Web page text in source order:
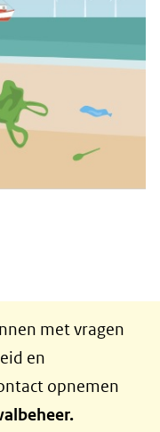
met vragen
en
opnemen